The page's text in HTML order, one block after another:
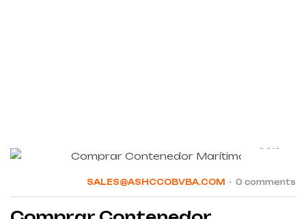
SALES@ASHCCOBVBA.COM 0 comments